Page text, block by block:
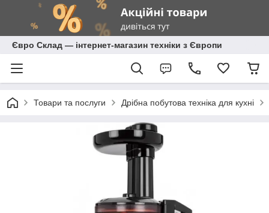
Євро Склад — інтернет-магазин техніки з Європи
Товари та послуги Дрібна побутова техніка для кухні